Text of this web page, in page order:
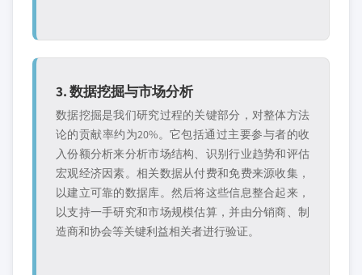
3. 数据挖掘与市场分析
数据挖掘是我们研究过程的关键部分，对整体方法
论的贡献率约为20%。它包括通过主要参与者的收
入份额分析来分析市场结构、识别行业趋势和评估
宏观经济因素。相关数据从付费和免费来源收集，
以建立可靠的数据库。然后将这些信息整合起来，
以支持一手研究和市场规模估算，并由分销商、制
造商和协会等关键利益相关者进行验证。